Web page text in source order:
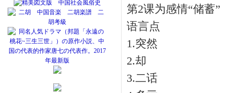
第2课为感情“储蓄”
语言点
1.突然
2.却
3.二话